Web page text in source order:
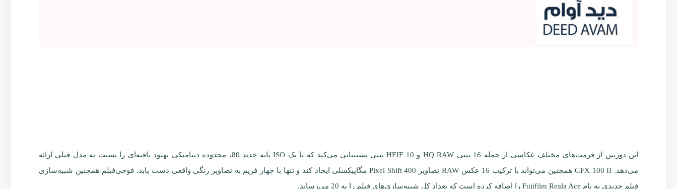
این دوربین از فرمت‌های مختلف عکاسی از جمله 16 بیتی HQ RAW و HEIF 10 بیتی پشتیبانی می‌کند که با یک ISO پایه جدید 80، محدوده دینامیکی بهبود یافته‌ای را نسبت به مدل قبلی ارائه
می‌دهد. GFX 100 II همچنین می‌تواند با ترکیب 16 عکس RAW تصاویر Pixel Shift 400 مگاپیکسلی ایجاد کند و تنها با چهار فریم به تصاویر رنگی واقعی دست یابد. فوجی‌فیلم همچنین شبیه‌سازی
فیلم جدیدی به نام Fujifilm Reala Ace را اضافه کرده است که تعداد کل شبیه‌سازی‌های فیلم را به 20 می‌رساند.